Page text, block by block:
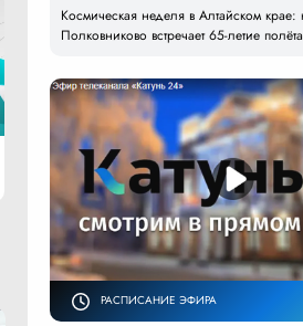
Космическая неделя в Алтайском крае:
Полковниково встречает 65-летие
РАСПИСАНИЕ ЭФИРА